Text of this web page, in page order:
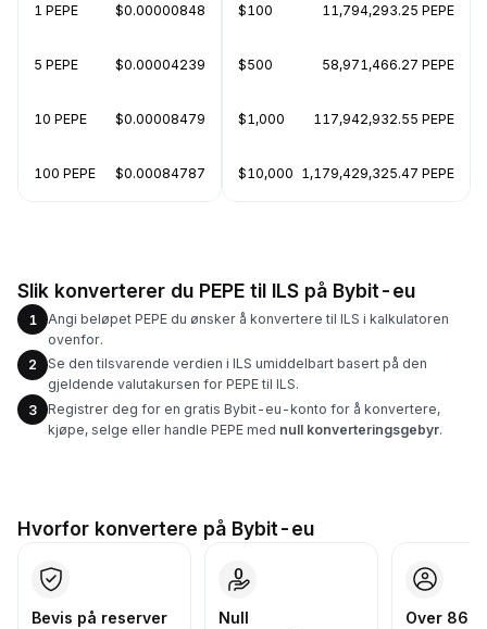
1 PEPE $0.00000848
5 PEPE $0.00004239
10 PEPE $0.00008479
100 PEPE $0.00084787
$100 11,794,293.25 PEPE
$500 58,971,466.27 PEPE
$1,000 117,942,932.55 PEPE
$10,000 1,179,429,325.47 PEPE
Slik konverterer du PEPE til ILS på Bybit-eu
1
Angi beløpet PEPE du ønsker å konvertere til ILS i kalkulatoren
ovenfor.
2
Se den tilsvarende verdien i ILS umiddelbart basert på den
gjeldende valutakursen for PEPE til ILS.
3
Registrer deg for en gratis Bybit-eu-konto for å konvertere,
kjøpe, selge eller handle PEPE med null konverteringsgebyr.
Hvorfor konvertere på Bybit-eu
Bevis på reserver
Null
Over 86